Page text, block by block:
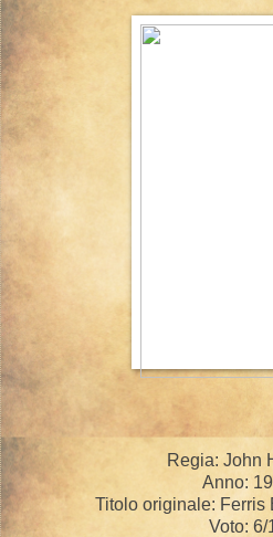
Regia: John
Anno:
Titolo originale: Ferris
Voto: 6/